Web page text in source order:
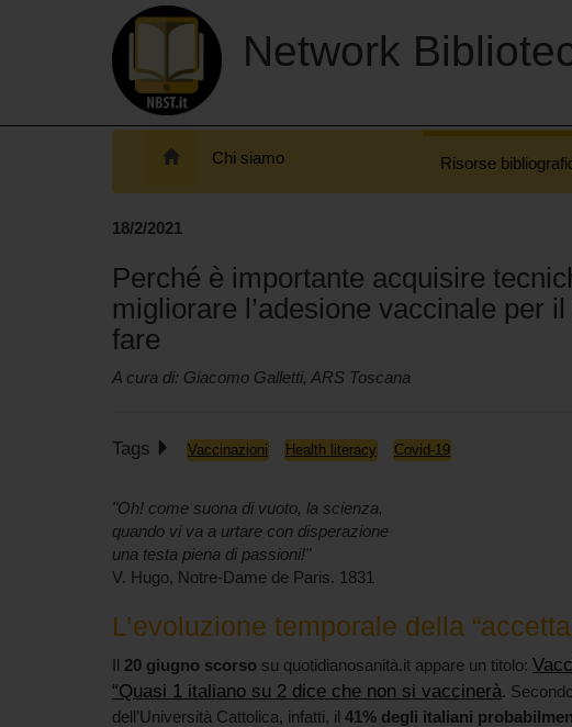
Network
Chi siamo Risorse
18/2/2021
Perché è importante acquisire
migliorare l’adesione vaccinale per
fare
A cura di: Giacomo Galletti, ARS Toscana
Tags Vaccinazioni Health literacy Covid-19
"Oh! come suona di vuoto, la scienza,
quando vi va a urtare con disperazione
una testa piena di passioni!"
V. Hugo, Notre-Dame de Paris. 1831
L’evoluzione temporale della
Il 20 giugno scorso su quotidianosanità.it appare un titolo:
“Quasi 1 italiano su 2 dice che non si vaccinerà.
dell’Università Cattolica, infatti, il 41% degli italiani